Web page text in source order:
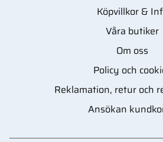
Köpvillkor &
Våra butiker
Om oss
Policy och
Reklamation, retur och
Ansökan